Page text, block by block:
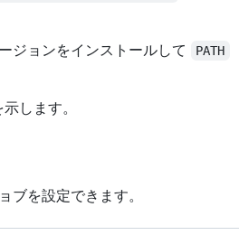
ジョンをインストールして
PATH
します。
を設定できます。